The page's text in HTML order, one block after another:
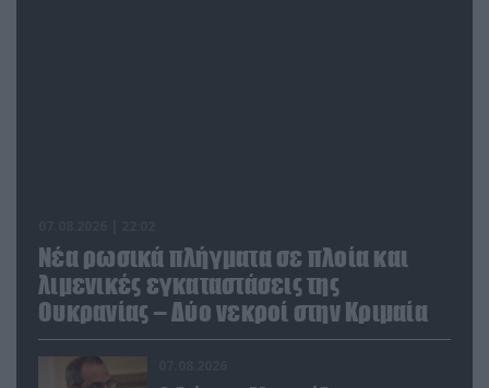
Νέα ρωσικά πλήγματα σε πλοία και
λιμενικές εγκαταστάσεις της
Ουκρανίας – Δύο νεκροί στην Κριμαία